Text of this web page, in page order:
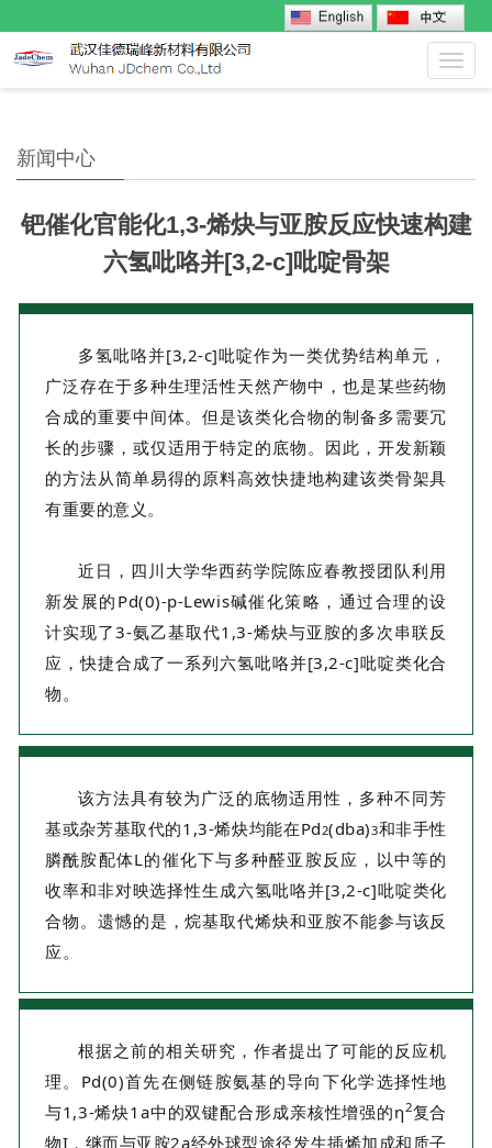
新闻中心
钯催化官能化1,3-烯炔与亚胺反应快速构建
六氢吡咯并[3,2-c]吡啶骨架
多氢吡咯并[3,2-c]吡啶作为一类优势结构单元，
广泛存在于多种生理活性天然产物中，也是某些药物
合成的重要中间体。但是该类化合物的制备多需要冗
长的步骤，或仅适用于特定的底物。因此，开发新颖
的方法从简单易得的原料高效快捷地构建该类骨架具
有重要的意义。
近日，四川大学华西药学院陈应春教授团队利用
新发展的Pd(0)-p-Lewis碱催化策略，通过合理的设
计实现了3-氨乙基取代1,3-烯炔与亚胺的多次串联反
应，快捷合成了一系列六氢吡咯并[3,2-c]吡啶类化合
物。
该方法具有较为广泛的底物适用性，多种不同芳
基或杂芳基取代的1,3-烯炔均能在Pd2(dba)3和非手性
膦酰胺配体L的催化下与多种醛亚胺反应，以中等的
收率和非对映选择性生成六氢吡咯并[3,2-c]吡啶类化
合物。遗憾的是，烷基取代烯炔和亚胺不能参与该反
应。
根据之前的相关研究，作者提出了可能的反应机
理。Pd(0)首先在侧链胺氨基的导向下化学选择性地
与1,3-烯炔1a中的双键配合形成亲核性增强的η 2复合
物I，继而与亚胺2a经外球型途径发生插烯加成和质子